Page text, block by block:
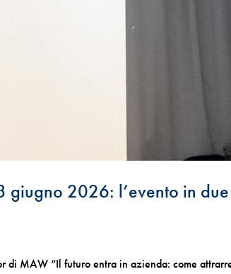
2026: l’evento in due
di MAW “Il futuro entra in azienda: come